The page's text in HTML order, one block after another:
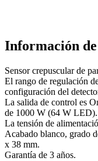
Información
Sensor crepuscular de
El rango de regulación
configuración del
La salida de control es
de 1000 W (64 W LED).
La tensión de
Acabado blanco, grado
x 38 mm.
Garantía de 3 años.